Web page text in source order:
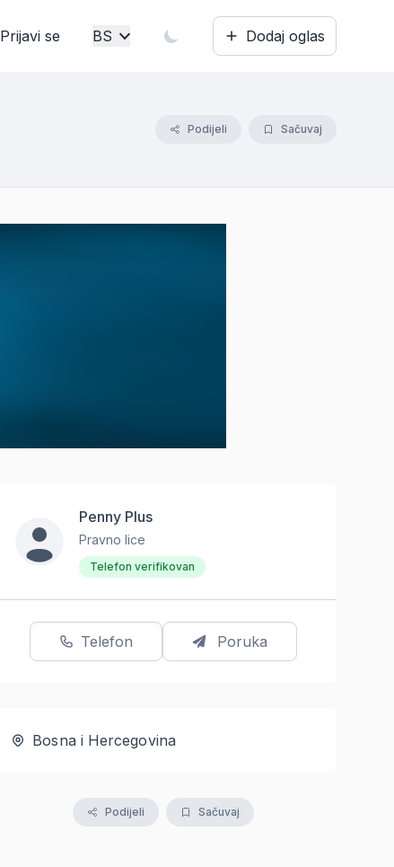
Prijavi se BS Dodaj oglas
Podijeli Sačuvaj
Penny Plus
Pravno lice
Telefon verifikovan
Telefon Poruka
Bosna i Hercegovina
Podijeli Sačuvaj